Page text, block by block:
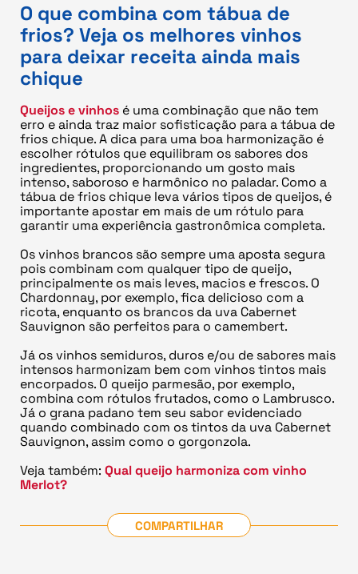
O que combina com tábua de
frios? Veja os melhores vinhos
para deixar receita ainda mais
chique
Queijos e vinhos é uma combinação que não tem
erro e ainda traz maior sofisticação para a tábua de
frios chique. A dica para uma boa harmonização é
escolher rótulos que equilibram os sabores dos
ingredientes, proporcionando um gosto mais
intenso, saboroso e harmônico no paladar. Como a
tábua de frios chique leva vários tipos de queijos, é
importante apostar em mais de um rótulo para
garantir uma experiência gastronômica completa.
Os vinhos brancos são sempre uma aposta segura
pois combinam com qualquer tipo de queijo,
principalmente os mais leves, macios e frescos. O
Chardonnay, por exemplo, fica delicioso com a
ricota, enquanto os brancos da uva Cabernet
Sauvignon são perfeitos para o camembert.
Já os vinhos semiduros, duros e/ou de sabores mais
intensos harmonizam bem com vinhos tintos mais
encorpados. O queijo parmesão, por exemplo,
combina com rótulos frutados, como o Lambrusco.
Já o grana padano tem seu sabor evidenciado
quando combinado com os tintos da uva Cabernet
Sauvignon, assim como o gorgonzola.
Veja também: Qual queijo harmoniza com vinho
Merlot?
COMPARTILHAR